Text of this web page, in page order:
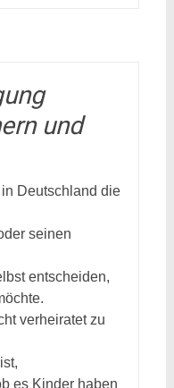
und
Deutschland die
seinen
entscheiden,
verheiratet zu
es Kinder haben